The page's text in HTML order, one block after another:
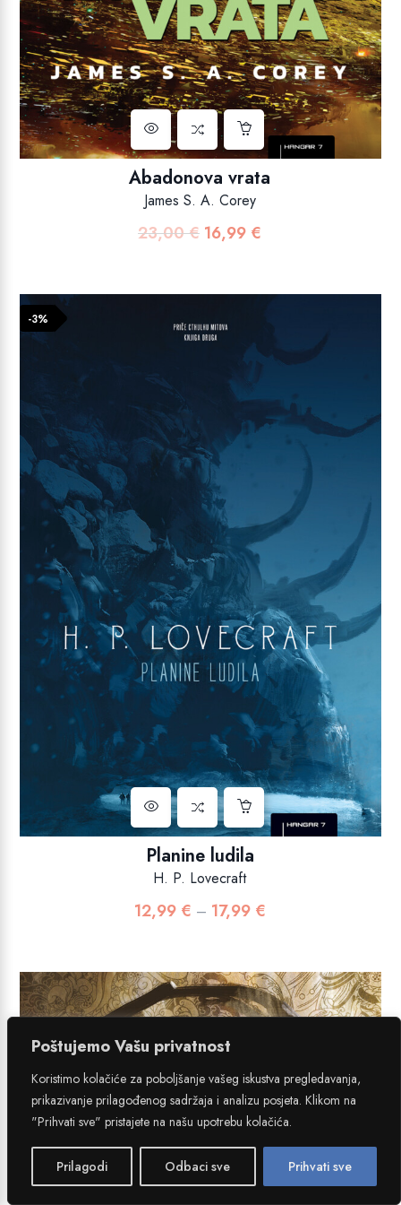
Poštujemo Vašu privatnost
Koristimo kolačiće za poboljšanje vašeg iskustva pregledavanja,
prikazivanje prilagođenog sadržaja i analizu posjeta. Klikom na
"Prihvati sve" pristajete na našu upotrebu kolačića.
Prilagodi Odbaci sve Prihvati sve
Abadonova vrata
James S. A. Corey
23,00€ Izvorna
je:
23,00 €.
16,99 €
16,99 €.
-3%
Planine ludila
H. P. Lovecraft
12,99 € – 17,99 €Raspon
12,99 €
do
17,99 €